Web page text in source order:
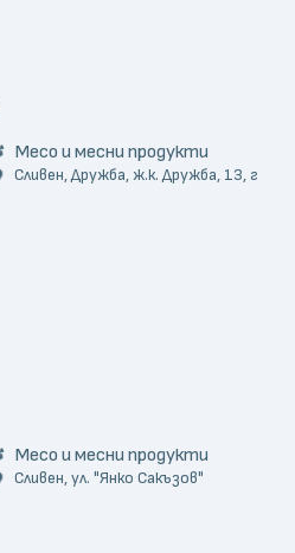
Месо и месни продукти
Сливен, Дружба, ж.к. Дружба, 13, г
Месо и месни продукти
Сливен, ул. "Янко Сакъзов"